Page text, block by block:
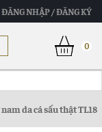
ĐĂNG NHẬP / ĐĂNG KÝ
0
da cá sấu thật TL18